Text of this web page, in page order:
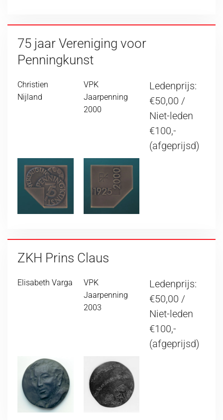
75 jaar Vereniging voor
Penningkunst
Christien
Nijland
VPK
Jaarpenning
2000
Ledenprijs:
€50,00 /
Niet-leden
€100,-
(afgeprijsd)
ZKH Prins Claus
Elisabeth Varga
VPK
Jaarpenning
2003
Ledenprijs:
€50,00 /
Niet-leden
€100,-
(afgeprijsd)